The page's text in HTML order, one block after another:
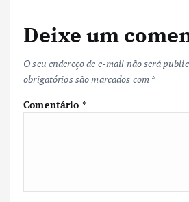
Deixe um
O seu endereço de e-mail não será
obrigatórios são marcados com *
Comentário *